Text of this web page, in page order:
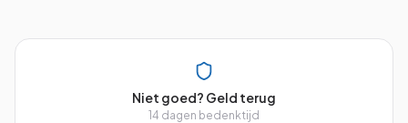
Niet goed? Geld terug
14 dagen bedenktijd